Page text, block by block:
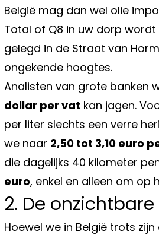
België mag dan wel olie
Total of Q8 in uw dorp
gelegd in de Straat van
ongekende hoogtes.
Analisten van grote banken
dollar per vat kan jagen.
per liter slechts een verre
we naar 2,50 tot 3,10 euro
die dagelijks 40 kilometer
euro, enkel en alleen om op
2. De
Hoewel we in België trots